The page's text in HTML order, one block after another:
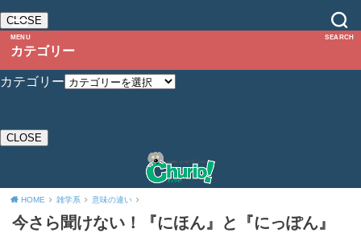
MENU
CLOSE
カテゴリー
カテゴリー
CLOSE
SEARCH
HOME 雑学系 意味の違い
今さら聞けない！『にほん』と『にっぽん』